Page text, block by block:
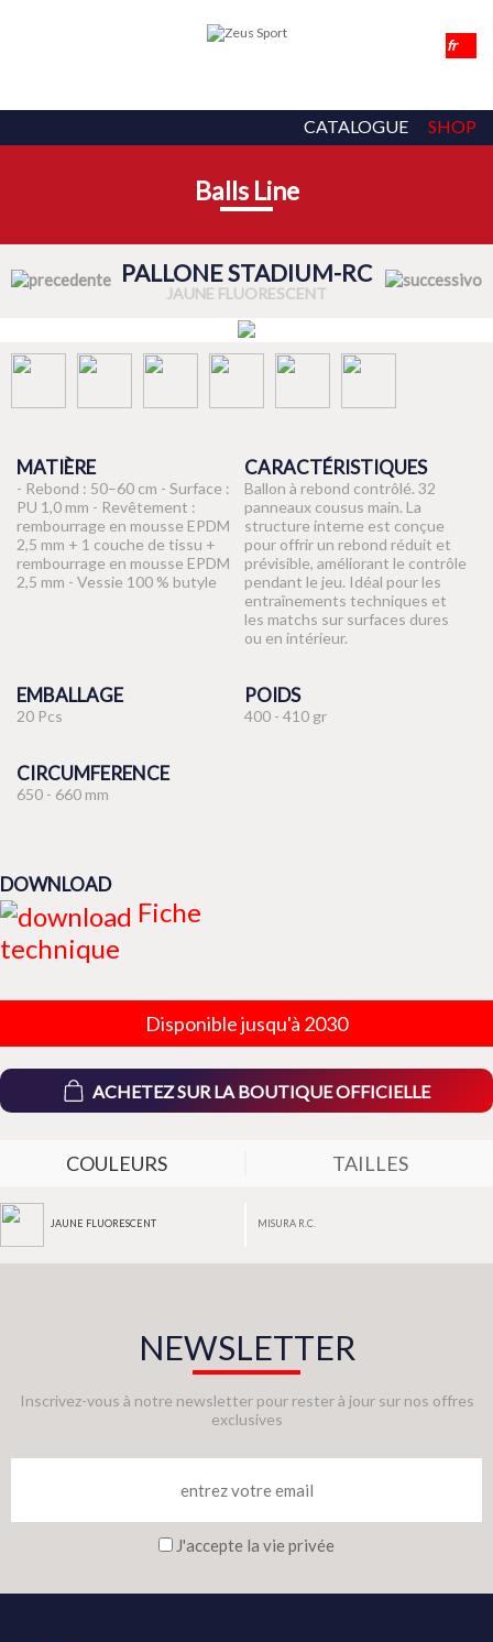
CATALOGUE SHOP
Balls Line
PALLONE STADIUM-RC
JAUNE FLUORESCENT
MATIÈRE
- Rebond : 50–60 cm - Surface :
PU 1,0 mm - Revêtement :
rembourrage en mousse EPDM
2,5 mm + 1 couche de tissu +
rembourrage en mousse EPDM
2,5 mm - Vessie 100 % butyle
CARACTÉRISTIQUES
Ballon à rebond contrôlé. 32
panneaux cousus main. La
structure interne est conçue
pour offrir un rebond réduit et
prévisible, améliorant le contrôle
pendant le jeu. Idéal pour les
entraînements techniques et
les matchs sur surfaces dures
ou en intérieur.
EMBALLAGE
20 Pcs
POIDS
400 - 410 gr
CIRCUMFERENCE
650 - 660 mm
DOWNLOAD
Fiche
technique
Disponible jusqu'à 2030
ACHETEZ SUR LA BOUTIQUE OFFICIELLE
COULEURS TAILLES
JAUNE FLUORESCENT MISURA R.C.
NEWSLETTER
Inscrivez-vous à notre newsletter pour rester à jour sur nos offres
exclusives
J'accepte la vie privée